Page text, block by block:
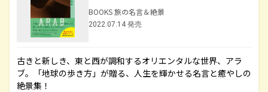
BOOKS 旅の名言＆絶景
2022.07.14 発売
古きと新しき、東と西が調和するオリエンタルな世界、アラ
ブ。「地球の歩き方」が贈る、人生を輝かせる名言と癒やしの
絶景集！